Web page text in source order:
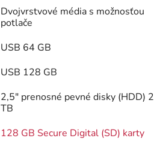
Dvojvrstvové média s možnosťou
potlače
USB 64 GB
USB 128 GB
2,5" prenosné pevné disky (HDD) 2
TB
128 GB Secure Digital (SD) karty